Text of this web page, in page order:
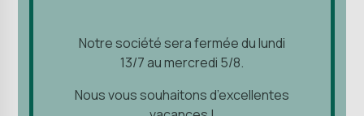
Enduits et mortiers hydrofuges
Hydro+
Notre société sera fermée du lundi
13/7 au mercredi 5/8.
Nous vous souhaitons d’excellentes
vacances !
Notre société sera fermée du lundi
13/7 au mercredi 5/8.
Nous vous souhaitons d’excellentes